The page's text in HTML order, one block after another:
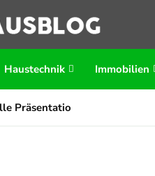
Haustechnik Immobilien
Präsentationen